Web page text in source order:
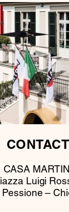
CONTACT
CASA
Luigi
–